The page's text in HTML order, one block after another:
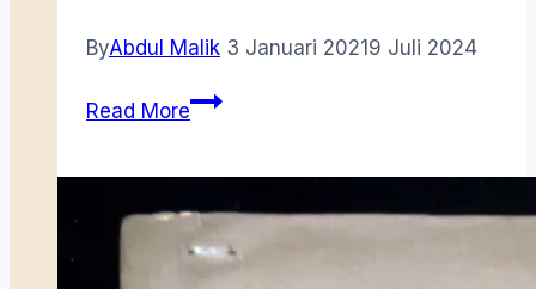
ByAbdul Malik 3 Januari 20219 Juli 2024
Read MoreBudaya